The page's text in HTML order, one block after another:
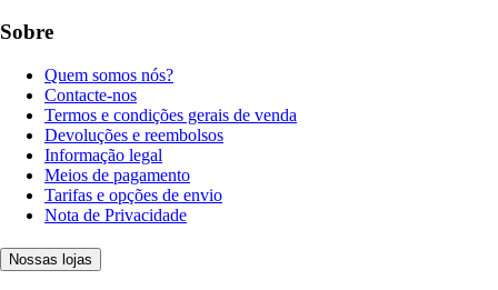
Sobre
Quem somos nós?
Contacte-nos
Termos e condições gerais de venda
Devoluções e reembolsos
Informação legal
Meios de pagamento
Tarifas e opções de envio
Nota de Privacidade
Nossas lojas